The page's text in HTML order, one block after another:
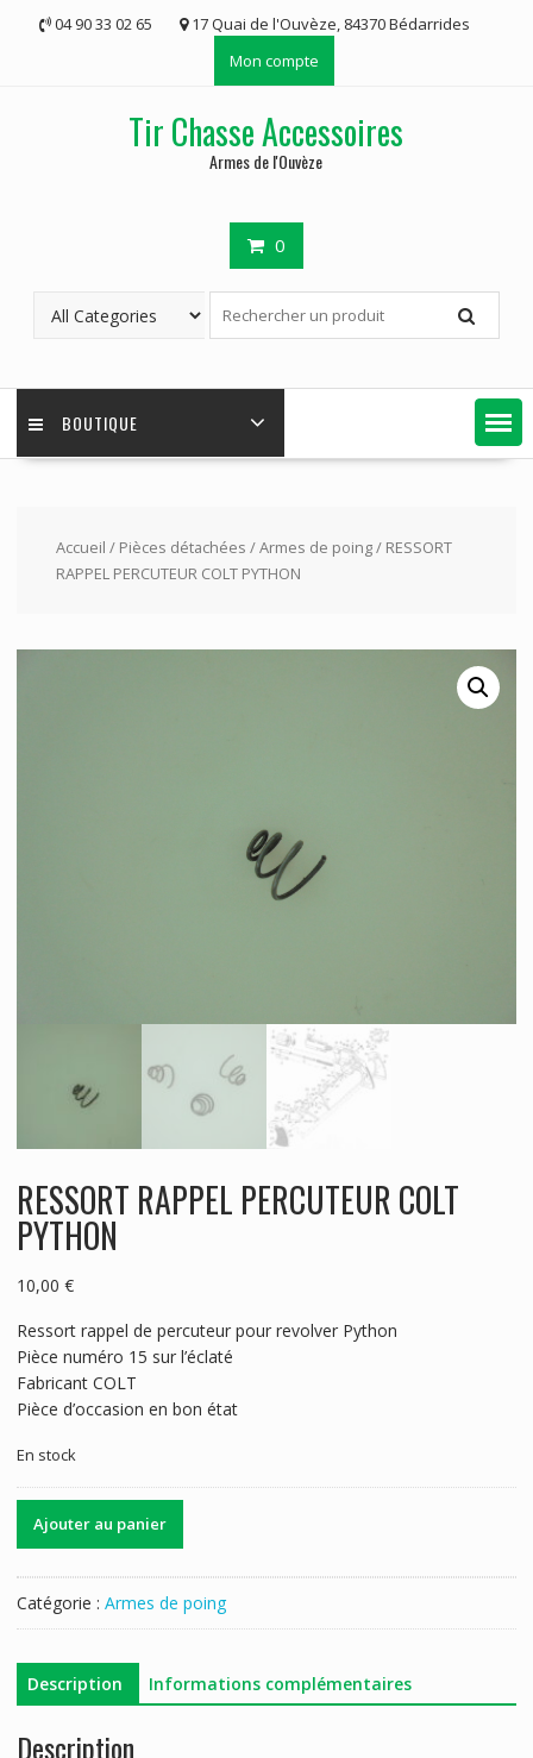
04 90 33 02 65
17 Quai de l'Ouvèze, 84370 Bédarrides
Mon compte
Tir Chasse Accessoires
Armes de l'Ouvèze
0
BOUTIQUE
Accueil / Pièces détachées /Armes de poing/ RESSORT
RAPPEL PERCUTEUR COLT PYTHON
RESSORT RAPPEL PERCUTEUR COLT
PYTHON
10,00 €
Ressort rappel de percuteur pour revolver Python
Pièce numéro 15 sur l’éclaté
Fabricant COLT
Pièce d’occasion en bon état
En stock
de
PERCUTEUR
PYTHON
Ajouter au panier
Catégorie : Armes de poing
Description Informations complémentaires
Description